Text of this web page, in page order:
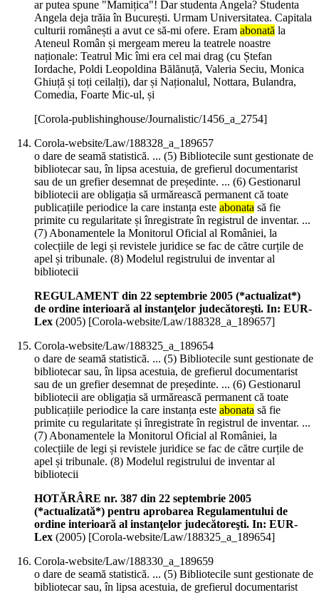
ar putea spune "Mamițica"! Dar studenta Angela? Studenta
Angela deja trăia în București. Urmam Universitatea. Capitala
culturii românești a avut ce să-mi ofere. Eram abonată la
Ateneul Român și mergeam mereu la teatrele noastre
naționale: Teatrul Mic îmi era cel mai drag (cu Ștefan
Iordache, Poldi Leopoldina Bălănuță, Valeria Seciu, Monica
Ghiuță și toți ceilalți), dar și Naționalul, Nottara, Bulandra,
Comedia, Foarte Mic-ul, și
[Corola-publishinghouse/Journalistic/1456_a_2754]
Corola-website/Law/188328_a_189657
o dare de seamă statistică. ... (5) Bibliotecile sunt gestionate de
bibliotecar sau, în lipsa acestuia, de grefierul documentarist
sau de un grefier desemnat de președinte. ... (6) Gestionarul
bibliotecii are obligația să urmărească permanent că toate
publicațiile periodice la care instanța este abonata să fie
primite cu regularitate și înregistrate în registrul de inventar. ...
(7) Abonamentele la Monitorul Oficial al României, la
colecțiile de legi și revistele juridice se fac de către curțile de
apel și tribunale. (8) Modelul registrului de inventar al
bibliotecii
REGULAMENT din 22 septembrie 2005 (*actualizat*)
de ordine interioară al instanţelor judecătoreşti. In: EUR-
Lex (2005) [Corola-website/Law/188328_a_189657]
Corola-website/Law/188325_a_189654
o dare de seamă statistică. ... (5) Bibliotecile sunt gestionate de
bibliotecar sau, în lipsa acestuia, de grefierul documentarist
sau de un grefier desemnat de președinte. ... (6) Gestionarul
bibliotecii are obligația să urmărească permanent că toate
publicațiile periodice la care instanța este abonata să fie
primite cu regularitate și înregistrate în registrul de inventar. ...
(7) Abonamentele la Monitorul Oficial al României, la
colecțiile de legi și revistele juridice se fac de către curțile de
apel și tribunale. (8) Modelul registrului de inventar al
bibliotecii
HOTĂRÂRE nr. 387 din 22 septembrie 2005
(*actualizată*) pentru aprobarea Regulamentului de
ordine interioară al instanţelor judecătoreşti. In: EUR-
Lex (2005) [Corola-website/Law/188325_a_189654]
Corola-website/Law/188330_a_189659
o dare de seamă statistică. ... (5) Bibliotecile sunt gestionate de
bibliotecar sau, în lipsa acestuia, de grefierul documentarist